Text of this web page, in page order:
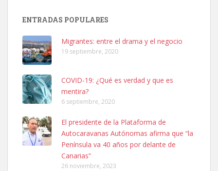
Leales.org » Gran Canaria
SHIBA PERDIDO AVDA JOSE MESA Y LOPEZ
PERRO MACHO RAZA SHIBA CON MICROCHIP PERDIDO HOY
06/07/2025 ZONA MESA Y LOPEZ. ES MUY ASUSTADIZO
Leales.org » Gran Canaria
6.7.2025
ENTRADAS POPULARES
Migrantes: entre el drama y el negocio
19 septiembre, 2020
COVID-19: ¿Qué es verdad y que es
mentira?
6 septiembre, 2020
El presidente de la Plataforma de
Autocaravanas Autónomas afirma que “la
Península va 40 años por delante de
Canarias”
26 noviembre, 2023